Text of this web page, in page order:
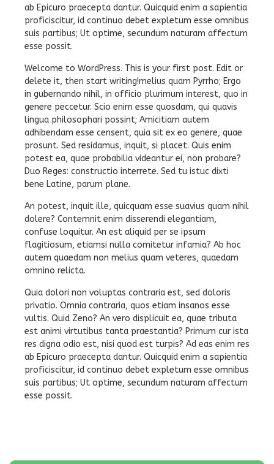
ab Epicuro praecepta dantur. Quicquid enim a sapientia
proficiscitur, id continuo debet expletum esse omnibus
suis partibus; Ut optime, secundum naturam affectum
esse possit.
Welcome to WordPress. This is your first post. Edit or
delete it, then start writing!melius quam Pyrrho; Ergo
in gubernando nihil, in officio plurimum interest, quo in
genere peccetur. Scio enim esse quosdam, qui quavis
lingua philosophari possint; Amicitiam autem
adhibendam esse censent, quia sit ex eo genere, quae
prosunt. Sed residamus, inquit, si placet. Quis enim
potest ea, quae probabilia videantur ei, non probare?
Duo Reges: constructio interrete. Sed tu istuc dixti
bene Latine, parum plane.
An potest, inquit ille, quicquam esse suavius quam nihil
dolere? Contemnit enim disserendi elegantiam,
confuse loquitur. An est aliquid per se ipsum
flagitiosum, etiamsi nulla comitetur infamia? Ab hoc
autem quaedam non melius quam veteres, quaedam
omnino relicta.
Quia dolori non voluptas contraria est, sed doloris
privatio. Omnia contraria, quos etiam insanos esse
vultis. Quid Zeno? An vero displicuit ea, quae tributa
est animi virtutibus tanta praestantia? Primum cur ista
res digna odio est, nisi quod est turpis? Ad eas enim res
ab Epicuro praecepta dantur. Quicquid enim a sapientia
proficiscitur, id continuo debet expletum esse omnibus
suis partibus; Ut optime, secundum naturam affectum
esse possit.